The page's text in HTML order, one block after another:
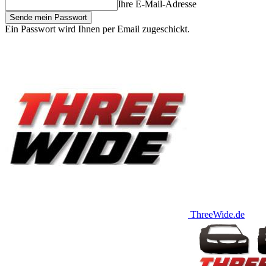
Ihre E-Mail-Adresse
Ein Passwort wird Ihnen per Email zugeschickt.
ThreeWide.de